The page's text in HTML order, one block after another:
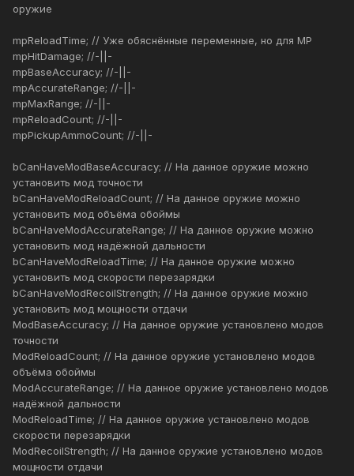
оружие
mpReloadTime; // Уже обяснённые переменные, но для MP
mpHitDamage; //-||-
mpBaseAccuracy; //-||-
mpAccurateRange; //-||-
mpMaxRange; //-||-
mpReloadCount; //-||-
mpPickupAmmoCount; //-||-
bCanHaveModBaseAccuracy; // На данное оружие можно
установить мод точности
bCanHaveModReloadCount; // На данное оружие можно
установить мод объёма обоймы
bCanHaveModAccurateRange; // На данное оружие можно
установить мод надёжной дальности
bCanHaveModReloadTime; // На данное оружие можно
установить мод скорости перезарядки
bCanHaveModRecoilStrength; // На данное оружие можно
установить мод мощности отдачи
ModBaseAccuracy; // На данное оружие установлено модов
точности
ModReloadCount; // На данное оружие установлено модов
объёма обоймы
ModAccurateRange; // На данное оружие установлено модов
надёжной дальности
ModReloadTime; // На данное оружие установлено модов
скорости перезарядки
ModRecoilStrength; // На данное оружие установлено модов
мощности отдачи